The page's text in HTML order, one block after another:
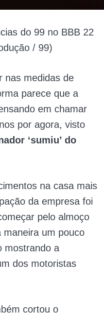
do 99 no BBB 22
/ 99)
nas medidas de
parece que a
em chamar
por agora, visto
‘sumiu’ do
na casa mais
da empresa foi
pelo almoço
maneira um pouco
mostrando a
dos motoristas
cortou o